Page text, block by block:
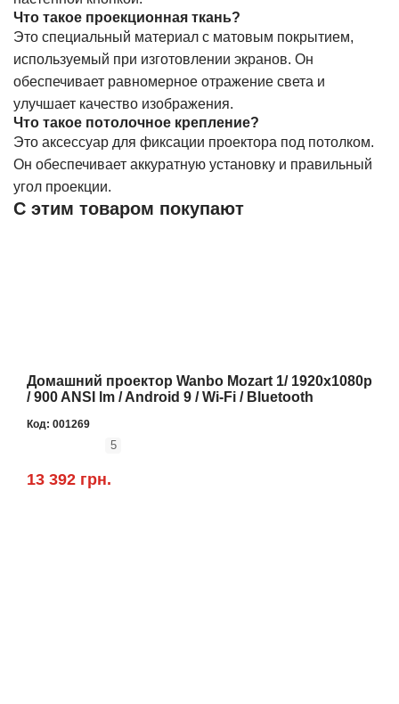
Что такое проекционная ткань?
Это специальный материал с матовым покрытием,
используемый при изготовлении экранов. Он
обеспечивает равномерное отражение света и
улучшает качество изображения.
Что такое потолочное крепление?
Это аксессуар для фиксации проектора под потолком.
Он обеспечивает аккуратную установку и правильный
угол проекции.
С этим товаром покупают
Домашний проектор Wanbo Mozart 1/ 1920x1080p
/ 900 ANSI lm / Android 9 / Wi-Fi / Bluetooth
Код: 001269
5
13 392 грн.